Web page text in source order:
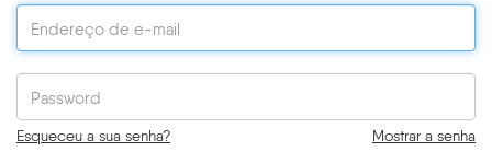
Esqueceu a sua senha? Mostrar a senha